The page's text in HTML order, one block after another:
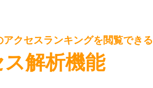
アクセスランキングを閲覧できる
ス解析機能